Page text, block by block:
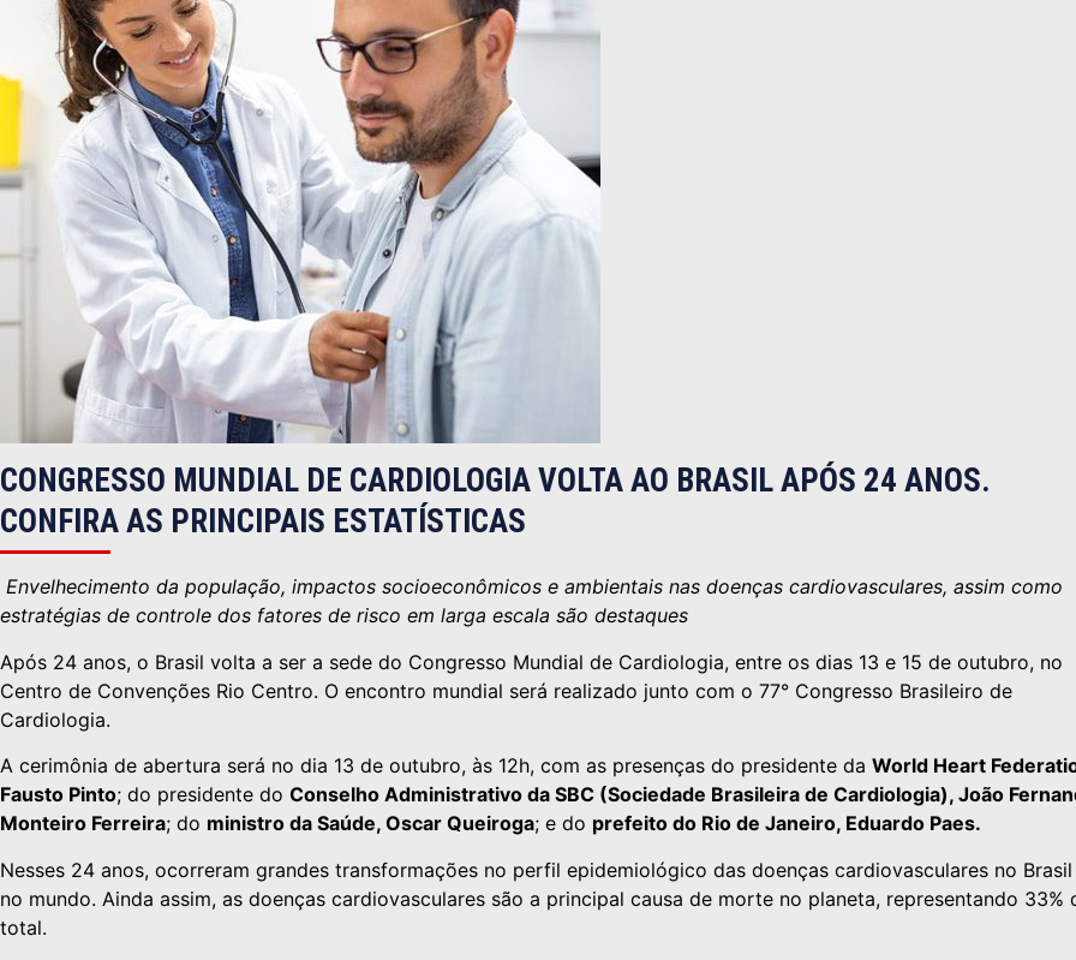
CONGRESSO MUNDIAL DE CARDIOLOGIA VOLTA AO BRASIL APÓS 24 ANOS.
CONFIRA AS PRINCIPAIS ESTATÍSTICAS
Envelhecimento da população, impactos socioeconômicos e ambientais nas doenças cardiovasculares, assim como
estratégias de controle dos fatores de risco em larga escala são destaques
Após 24 anos, o Brasil volta a ser a sede do Congresso Mundial de Cardiologia, entre os dias 13 e 15 de outubro, no
Centro de Convenções Rio Centro. O encontro mundial será realizado junto com o 77° Congresso Brasileiro de
Cardiologia.
A cerimônia de abertura será no dia 13 de outubro, às 12h, com as presenças do presidente da World Heart
Fausto Pinto; do presidente do Conselho Administrativo da SBC (Sociedade Brasileira de Cardiologia), João
Monteiro Ferreira; do ministro da Saúde, Oscar Queiroga; e do prefeito do Rio de Janeiro, Eduardo Paes.
Nesses 24 anos, ocorreram grandes transformações no perfil epidemiológico das doenças cardiovasculares no
no mundo. Ainda assim, as doenças cardiovasculares são a principal causa de morte no planeta, representando 33%
total.